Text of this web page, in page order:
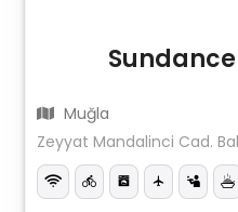
Muğla
Zeyyat Mandalinci Cad.